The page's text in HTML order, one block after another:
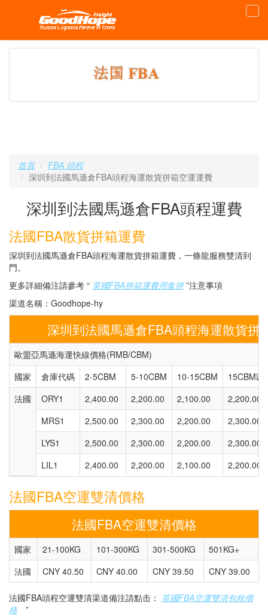
首頁
FBA 頭程
深圳到法國馬遜倉FBA頭程海運散貨拼箱空運運費
深圳到法國馬遜倉FBA頭程運費
法國FBA散貨拼箱運費
深圳到法國馬遜倉FBA頭程海運散貨拼箱運費，一條龍服務雙清到
門。
更多詳細備注請參考 “ 英國FBA拼箱運費用集拼”注意事項
渠道名稱：Goodhope-hy
深圳到法國馬遜倉FBA頭程海運散貨拼
歐盟亞馬遜海運快線價格(RMB/CBM)
國家
倉庫代碼 2-5CBM 5-10CBM 10-15CBM
15CBM以
法國
ORY1 2,400.00 2,200.00 2,100.00
2,200.00
MRS1
2,500.00 2,300.00 2,200.00
2,300.00
LYS1
2,500.00 2,300.00 2,200.00
2,300.00
LIL1
2,400.00 2,200.00 2,100.00 2,200.00
法國FBA空運雙清價格
法國FBA空運雙清價格
國家 21-100KG 101-300KG 301-500KG
501KG+
法國
CNY 40.50 CNY 40.00 CNY 39.50 CNY 39.00
法國FBA頭程空運雙清渠道備注請點击： 英國FBA空運雙清包稅價
格 ”